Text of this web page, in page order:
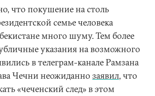
что покушение на столь
семье человека
много шуму. Тем более
указания на возможного
в телеграм-канале Рамзана
Чечни неожиданно заявил, что
«чеченский след» в этом